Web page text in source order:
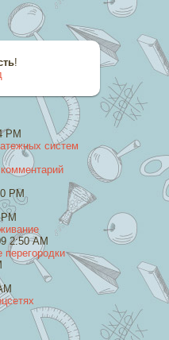
!
PM
систем
PM
2:50 AM